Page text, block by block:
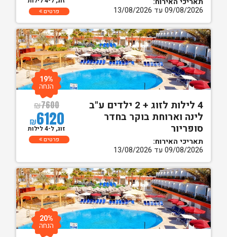
09/08/2026 עד 13/08/2026
פרטים
4 לילות לזוג + 2 ילדים ע"ב
לינה וארוחת בוקר בחדר
סופריור
תאריכי האירוח:
09/08/2026 עד 13/08/2026
₪7600
₪6120
19%
הנחה
זוג, ל-4 לילות
פרטים
20%
הנחה